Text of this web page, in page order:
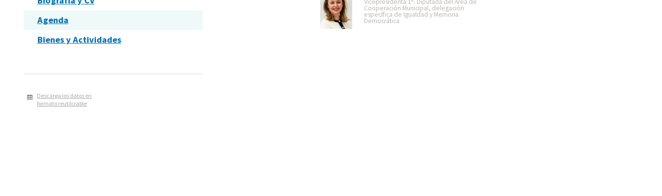
Agenda
Bienes y Actividades
Descarga los datos en
formato reutilizable
Vicepresidenta 1ª. Diputada del Área de
Cooperación Municipal, delegación
específica de Igualdad y Memoria
Democrática